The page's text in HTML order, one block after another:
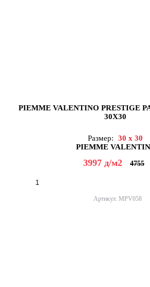
PIEMME VALENTINO PRESTIGE
30X30
Размер:
30 x 30
PIEMME
3997 д/м2 4755
Артикул: MPV058